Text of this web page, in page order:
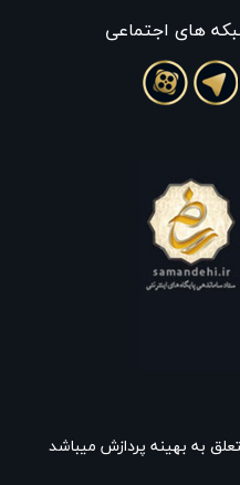
های اجتماعی
به بهینه پردازش میباشد